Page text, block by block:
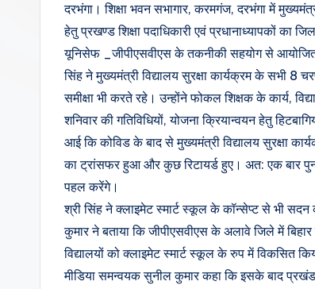
दरभंगा। शिक्षा भवन सभागार, करमगंज, दरभंगा में
हेतु प्रखण्ड शिक्षा पदाधिकारी एवं प्रधानाध्यापकों का
यूनिसेफ _जीपीएसवीएस के तकनीकी सहयोग से
सिंह ने मुख्यमंत्री विद्यालय सुरक्षा कार्यक्रम के सभी 8
समीक्षा भी करते रहे। उन्होंने फोकल शिक्षक के कार्य,
शनिवार की गतिविधियों, योजना क्रियान्वयन हेतु
आई कि कोविड के बाद से मुख्यमंत्री विद्यालय सुरक्षा
का ट्रांसफर हुआ और कुछ रिटायर्ड हुए। अत: एक बार
पहल करेंगे।
श्री सिंह ने क्लाइमेट स्मार्ट स्कूल के कॉन्सेप्ट से भी
कुमार ने बताया कि जीपीएसवीएस के अलावे जिले में
विद्यालयों को क्लाइमेट स्मार्ट स्कूल के रुप में विकसित
मीडिया समन्वयक सुनील कुमार कहा कि इसके बाद